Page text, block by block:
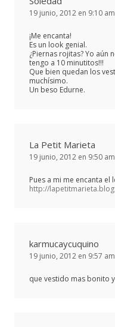
19 junio, 2012 en 9:10 am
¡Me encanta!
Es un look genial.
¿Piernas rojitas? Yo aún
tengo a 10 minutitos!!!
Que bien quedan los
muchísimo.
Un beso Edurne.
La Petit Marieta
19 junio, 2012 en 9:50 am
Pues a mi me encanta el
http://
karmucaycuquino
19 junio, 2012 en 9:57 am
que vestido mas bonito